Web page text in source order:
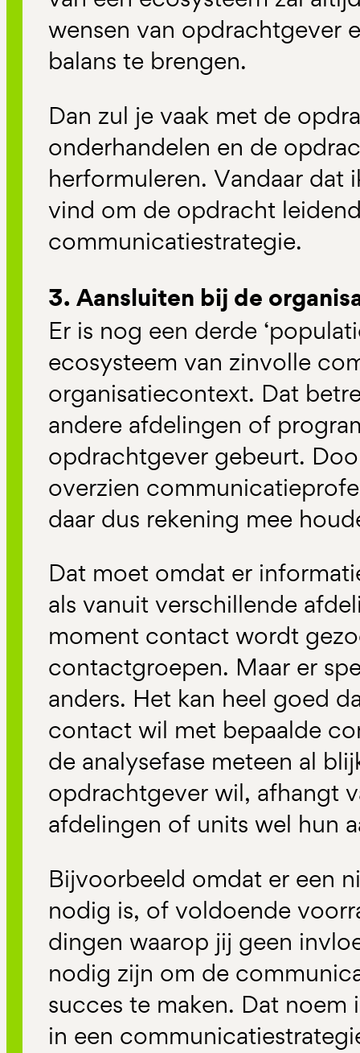
wensen van opdrachtgever
balans te brengen.
Dan zul je vaak met de
onderhandelen en de
herformuleren. Vandaar dat
vind om de opdracht
communicatiestrategie.
3. Aansluiten bij de
Er is nog een derde
ecosysteem van zinvolle
organisatiecontext. Dat
andere afdelingen of
opdrachtgever gebeurt.
overzien
daar dus rekening mee
Dat moet omdat er
als vanuit verschillende
moment contact wordt
contactgroepen. Maar er
anders. Het kan heel goed
contact wil met bepaalde
de analysefase meteen al
opdrachtgever wil, afhangt
afdelingen of units wel hun
Bijvoorbeeld omdat er een
nodig is, of voldoende
dingen waarop jij geen
nodig zijn om de
succes te maken. Dat noem
in een